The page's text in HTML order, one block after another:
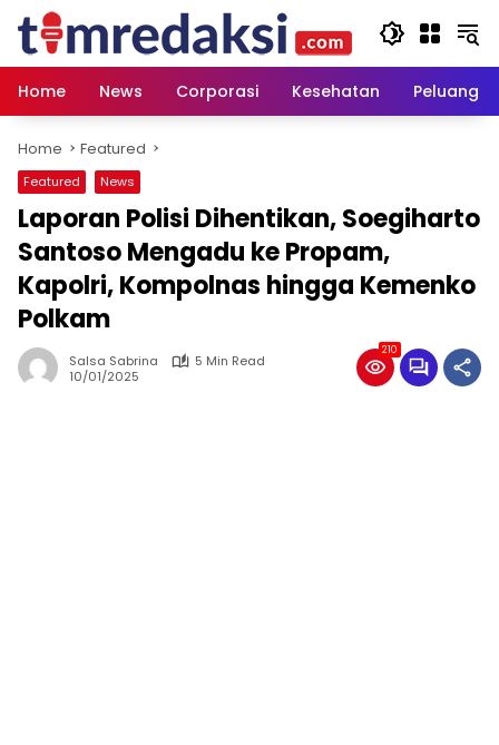
content
Home
News Corporasi Kesehatan Peluang
Home Featured
Featured News
Laporan Polisi Dihentikan, Soegiharto
Santoso Mengadu ke Propam,
Kapolri, Kompolnas hingga Kemenko
Polkam
Salsa Sabrina
5 Min Read
10/01/2025
210